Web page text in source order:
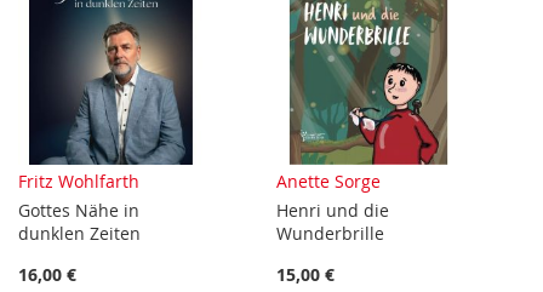
Fritz Wohlfarth
Gottes Nähe in
dunklen Zeiten
16,00 €
Anette Sorge
Henri und die
Wunderbrille
15,00 €